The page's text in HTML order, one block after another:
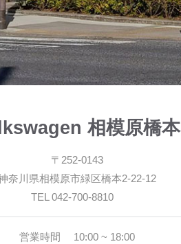
相模原橋本
〒252-0143
奈川県相模原市緑区橋本2-22-12
TEL 042-700-8810
営業時間
10:00 ~ 18:00